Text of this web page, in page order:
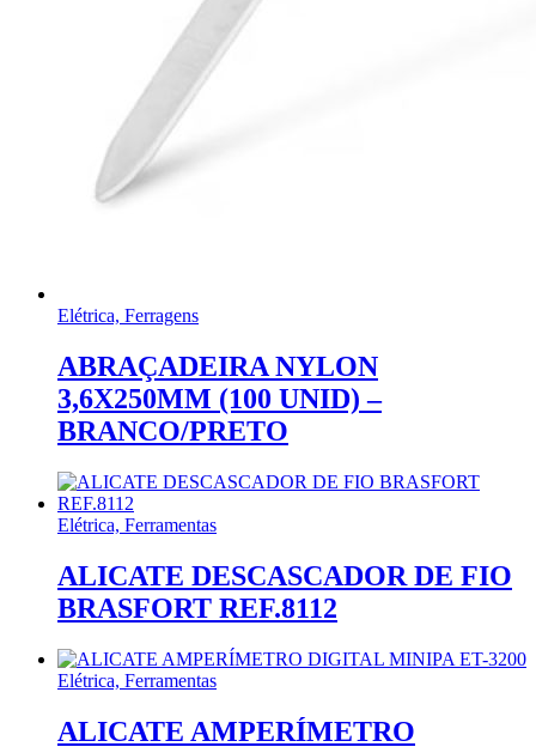
Elétrica, Ferragens
ABRAÇADEIRA NYLON
3,6X250MM (100 UNID) –
BRANCO/PRETO
Elétrica, Ferramentas
ALICATE DESCASCADOR DE FIO
BRASFORT REF.8112
Elétrica, Ferramentas
ALICATE AMPERÍMETRO